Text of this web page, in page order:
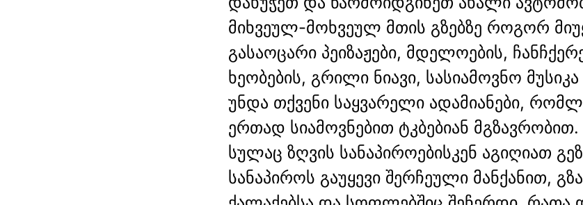
მიხვეულ-მოხვეულ მთის გზებზე როგორ
გასაოცარი პეიზაჟები, მდელოების,
ხეობების, გრილი ნიავი, სასიამოვნო
უნდა თქვენი საყვარელი ადამიანები,
ერთად სიამოვნებით ტკბებიან მგზავრობით.
სულაც ზღვის სანაპიროებისკენ აგიღიათ
სანაპიროს გაუყევი შერჩეული მანქანით,